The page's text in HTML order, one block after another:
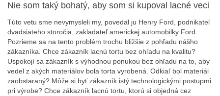
Nie som taký bohatý, aby som si kupoval lacné veci
Túto vetu sme nevymysleli my, povedal ju Henry Ford, podnikateľ
dvadsiateho storočia, zakladateľ americkej automobilky Ford.
Pozrieme sa na tento problém trochu bližšie z pohľadu nášho
zákazníka. Chce zákazník lacnú tortu bez ohľadu na kvalitu?
Uspokojí sa zákazník s výhodnou ponukou bez ohľadu na to, aby
vedel z akých materiálov bola torta vyrobená. Odkiaľ bol materiál
zaobstaraný? Môže si byť zákazník istý technologickými postupmi
pri výrobe? Chce zákazník lacnú tortu, ktorú si objedná cez